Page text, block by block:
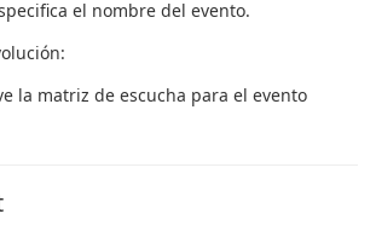
el nombre del evento.
la matriz de escucha para el evento